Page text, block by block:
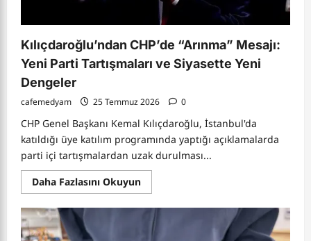
Kılıçdaroğlu’ndan CHP’de “Arınma” Mesajı:
Yeni Parti Tartışmaları ve Siyasette Yeni
Dengeler
cafemedyam 25 Temmuz 2026 0
CHP Genel Başkanı Kemal Kılıçdaroğlu, İstanbul'da
katıldığı üye katılım programında yaptığı açıklamalarda
parti içi tartışmalardan uzak durulması...
Daha Fazlasını OkuyunRead
more
Kılıçdaroğlu’ndan
CHP’de
“Arınma”